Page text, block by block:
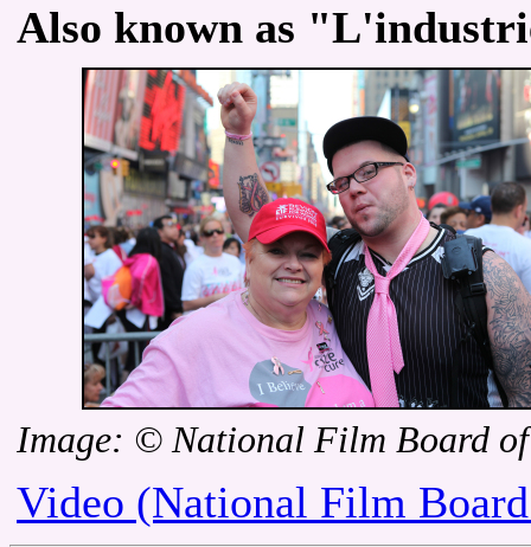
Also known as
Image: © National Film Board
Video (National Film